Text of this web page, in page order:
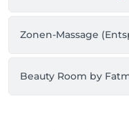
Zonen-Massage
Beauty Room by